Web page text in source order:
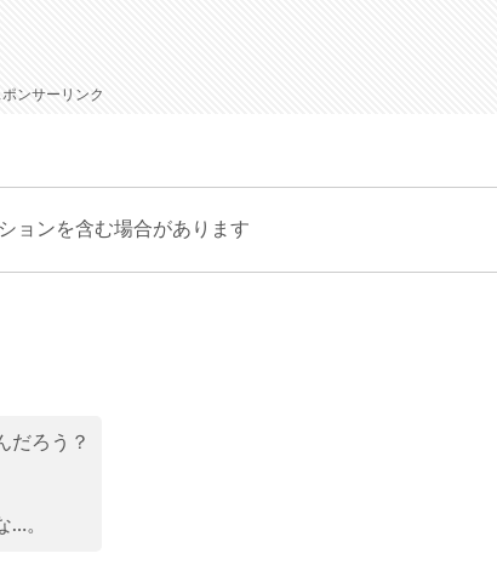
ポンサーリンク
ョンを含む場合があります
だろう？
…。